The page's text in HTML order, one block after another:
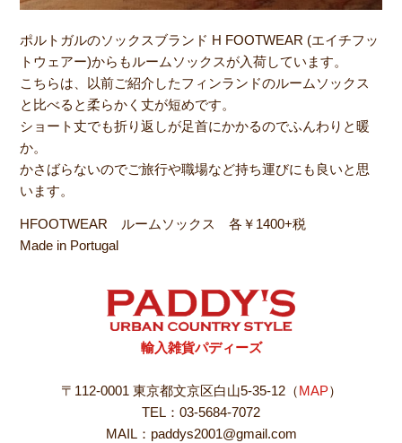
ポルトガルのソックスブランド H FOOTWEAR (エイチフッ
トウェアー)からもルームソックスが入荷しています。
こちらは、以前ご紹介したフィンランドのルームソックス
と比べると柔らかく丈が短めです。
ショート丈でも折り返しが足首にかかるのでふんわりと暖
か。
かさばらないのでご旅行や職場など持ち運びにも良いと思
います。
HFOOTWEAR ルームソックス 各￥1400+税
Made in Portugal
輸入雑貨パディーズ
〒112-0001 東京都文京区白山5-35-12（ MAP）
TEL：03-5684-7072
MAIL：paddys2001@gmail.com